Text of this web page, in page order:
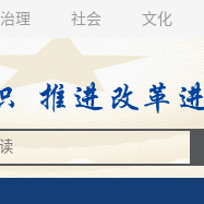
治理 社会 文化